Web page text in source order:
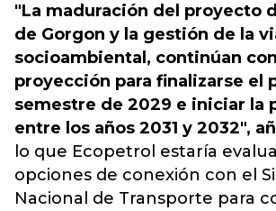
"La maduración del proyecto
de Gorgon y la gestión de la
socioambiental, continúan
proyección para finalizarse el
semestre de 2029 e iniciar la
entre los años 2031 y 2032",
lo que Ecopetrol estaría
opciones de conexión con el
Nacional de Transporte para